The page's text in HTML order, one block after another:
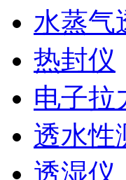
水蒸气
热封仪
电子拉
透水性
透湿仪